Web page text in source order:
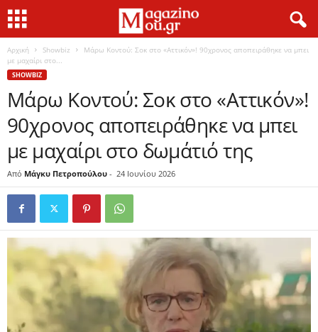
Αρχική Showbiz
Μάρω Κοντού: Σοκ στο «Αττικόν»! 90χρονος αποπειράθηκε να μπει
με μαχαίρι στο...
SHOWBIZ
Μάρω Κοντού: Σοκ στο «Αττικόν»!
90χρονος αποπειράθηκε να μπει
με μαχαίρι στο δωμάτιό της
Από Μάγκυ Πετροπούλου - 24 Ιουνίου 2026